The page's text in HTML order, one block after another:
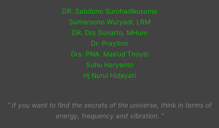
DR. Sabdono Surohadikusumo
Sumarsono Wuryadi, LRM
DR. Drs Sunarto, MHum
Dr. Prayitno
Drs. PNA. Mas’ud Thoyib
Suhu Haryanto
Hj Nurul Hidayati
“ If you want to find the secrets of the universe, think in terms of
energy, frequency and vibration. ”